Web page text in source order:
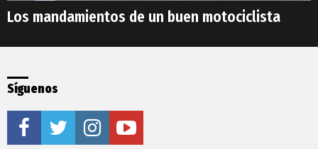
Los mandamientos de un buen motociclista
Síguenos
facebooktwitter instagramyoutube